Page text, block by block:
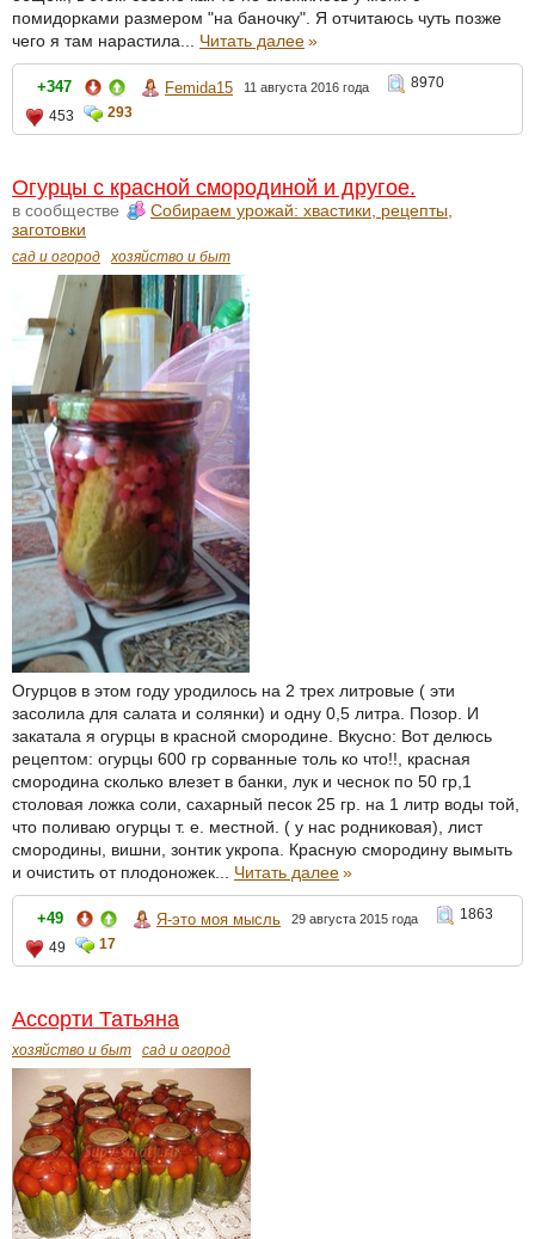
помидорками размером "на баночку". Я отчитаюсь чуть позже
чего я там нарастила... Читать далее»
+347 Femida15 11 августа 2016 года
8970
453
293
Огурцы с красной смородиной и другое.
в сообществе
Собираем урожай: хвастики, рецепты,
заготовки
сад и огород хозяйство и быт
Огурцов в этом году уродилось на 2 трех литровые ( эти
засолила для салата и солянки) и одну 0,5 литра. Позор. И
закатала я огурцы в красной смородине. Вкусно: Вот делюсь
рецептом: огурцы 600 гр сорванные толь ко что!!, красная
смородина сколько влезет в банки, лук и чеснок по 50 гр,1
столовая ложка соли, сахарный песок 25 гр. на 1 литр воды той,
что поливаю огурцы т. е. местной. ( у нас родниковая), лист
смородины, вишни, зонтик укропа. Красную смородину вымыть
и очистить от плодоножек... Читать далее»
+49 Я-это моя мысль 29 августа 2015 года
1863
49
17
Ассорти Татьяна
хозяйство и быт сад и огород